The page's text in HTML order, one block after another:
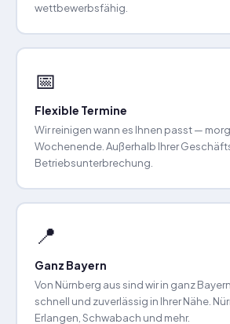
wettbewerbsfähig.
📅
Flexible Termine
Wir reinigen wann es Ihnen passt —
Wochenende. Außerhalb Ihrer
Betriebsunterbrechung.
📍
Ganz Bayern
Von Nürnberg aus sind wir in ganz
schnell und zuverlässig in Ihrer Nähe.
Erlangen, Schwabach und mehr.